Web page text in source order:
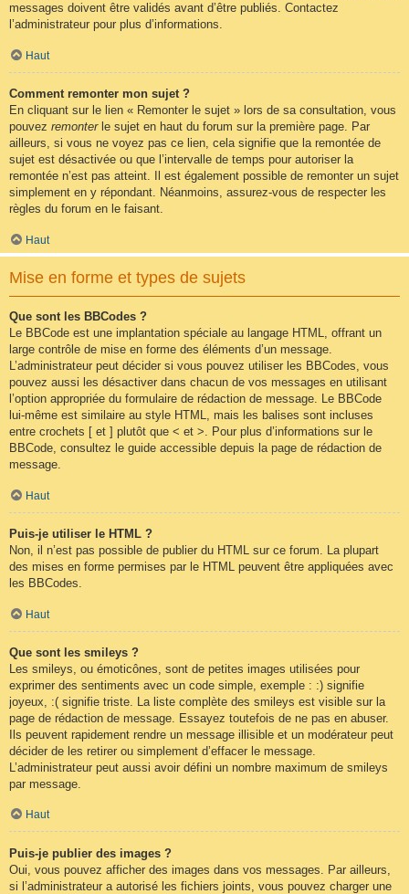
messages doivent être validés avant d’être publiés. Contactez
l’administrateur pour plus d’informations.
Haut
Comment remonter mon sujet ?
En cliquant sur le lien « Remonter le sujet » lors de sa consultation, vous
pouvez remonterle sujet en haut du forum sur la première page. Par
ailleurs, si vous ne voyez pas ce lien, cela signifie que la remontée de
sujet est désactivée ou que l’intervalle de temps pour autoriser la
remontée n’est pas atteint. Il est également possible de remonter un sujet
simplement en y répondant. Néanmoins, assurez-vous de respecter les
règles du forum en le faisant.
Haut
Mise en forme et types de sujets
Que sont les BBCodes ?
Le BBCode est une implantation spéciale au langage HTML, offrant un
large contrôle de mise en forme des éléments d’un message.
L’administrateur peut décider si vous pouvez utiliser les BBCodes, vous
pouvez aussi les désactiver dans chacun de vos messages en utilisant
l’option appropriée du formulaire de rédaction de message. Le BBCode
lui-même est similaire au style HTML, mais les balises sont incluses
entre crochets [ et ] plutôt que < et >. Pour plus d’informations sur le
BBCode, consultez le guide accessible depuis la page de rédaction de
message.
Haut
Puis-je utiliser le HTML ?
Non, il n’est pas possible de publier du HTML sur ce forum. La plupart
des mises en forme permises par le HTML peuvent être appliquées avec
les BBCodes.
Haut
Que sont les smileys ?
Les smileys, ou émoticônes, sont de petites images utilisées pour
exprimer des sentiments avec un code simple, exemple : :) signifie
joyeux, :( signifie triste. La liste complète des smileys est visible sur la
page de rédaction de message. Essayez toutefois de ne pas en abuser.
Ils peuvent rapidement rendre un message illisible et un modérateur peut
décider de les retirer ou simplement d’effacer le message.
L’administrateur peut aussi avoir défini un nombre maximum de smileys
par message.
Haut
Puis-je publier des images ?
Oui, vous pouvez afficher des images dans vos messages. Par ailleurs,
si l’administrateur a autorisé les fichiers joints, vous pouvez charger une